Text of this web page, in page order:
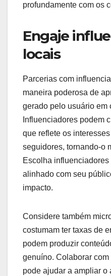
profundamente com os
Engaje
locais
Parcerias com
maneira poderosa de
gerado pelo usuário em
Influenciadores podem
que reflete os
seguidores, tornando-o
Escolha
alinhado com seu
impacto.
Considere também
costumam ter taxas de
podem produzir
genuíno. Colaborar
pode ajudar a ampliar o